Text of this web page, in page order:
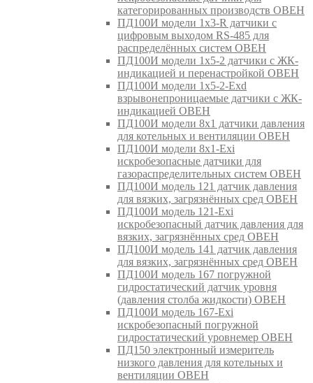
категорированных производств ОВЕН
ПД100И модели 1х3-R датчики с
цифровым выходом RS-485 для
распределённых систем ОВЕН
ПД100И модели 1х5-2 датчики с ЖК-
индикацией и перенастройкой ОВЕН
ПД100И модели 1х5-2-Exd
взрывонепроницаемые датчики с ЖК-
индикацией ОВЕН
ПД100И модели 8х1 датчики давления
для котельных и вентиляции ОВЕН
ПД100И модели 8х1-Exi
искробезопасные датчики для
газораспределительных систем ОВЕН
ПД100И модель 121 датчик давления
для вязких, загрязнённых сред ОВЕН
ПД100И модель 121-Exi
искробезопасный датчик давления для
вязких, загрязнённых сред ОВЕН
ПД100И модель 141 датчик давления
для вязких, загрязнённых сред ОВЕН
ПД100И модель 167 погружной
гидростатический датчик уровня
(давления столба жидкости) ОВЕН
ПД100И модель 167-Exi
искробезопасный погружной
гидростатический уровнемер ОВЕН
ПД150 электронный измеритель
низкого давления для котельных и
вентиляции ОВЕН